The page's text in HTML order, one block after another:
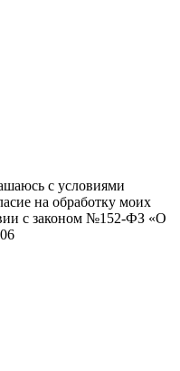
с условиями
на обработку моих
с законом №152-ФЗ «О